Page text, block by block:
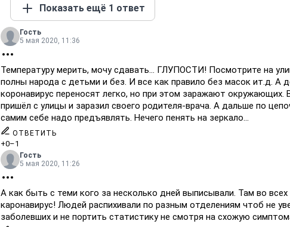
Показать ещё 1 ответ
Гость
5 мая 2020, 11:36
Температуру мерить, мочу сдавать... ГЛУПОСТИ! Посмотрите на
полны народа с детьми и без. И все как правило без масок ит.д. А
коронавирус переносят легко, но при этом заражают окружающих.
пришёл с улицы и заразил своего родителя-врача. А дальше по
самим себе надо предъявлять. Нечего пенять на зеркало...
ОТВЕТИТЬ
+0–1
Гость
5 мая 2020, 11:26
А как быть с теми кого за несколько дней выписывали. Там во всех
каронавирус! Людей распихивали по разным отделениям чтоб не
заболевших и не портить статистику не смотря на схожую